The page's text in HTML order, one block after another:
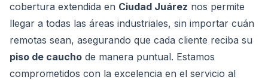
cobertura extendida en Ciudad Juárez nos permite
llegar a todas las áreas industriales, sin importar cuán
remotas sean, asegurando que cada cliente reciba su
piso de caucho de manera puntual. Estamos
comprometidos con la excelencia en el servicio al